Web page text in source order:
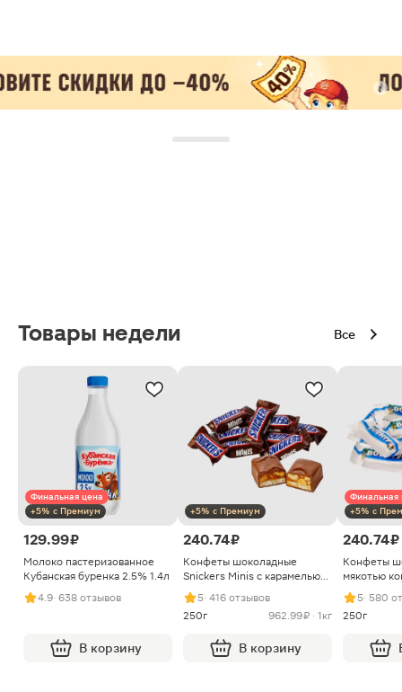
Товары недели Все
Финальная цена
+5% с Премиум
129.99 ₽
Молоко пастеризованное
Кубанская буренка 2.5% 1.4л
4.9· 638 отзывов
В корзину
+5% с Премиум
240.74 ₽
Конфеты шоколадные
Snickers Minis с карамелью
арахисом и нугой
5· 416 отзывов
250г
962.99 ₽ · 1кг
В корзину
Финальная
+5% с
240.74 ₽
Конфеты
мякотью
5· 580
250г